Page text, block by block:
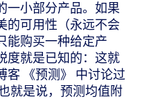
一小部分产品。如果
的可用性（永远不会
能购买一种给定产
度就是已知的：这就
客 《预测》 中讨论过
就是说，预测均值附